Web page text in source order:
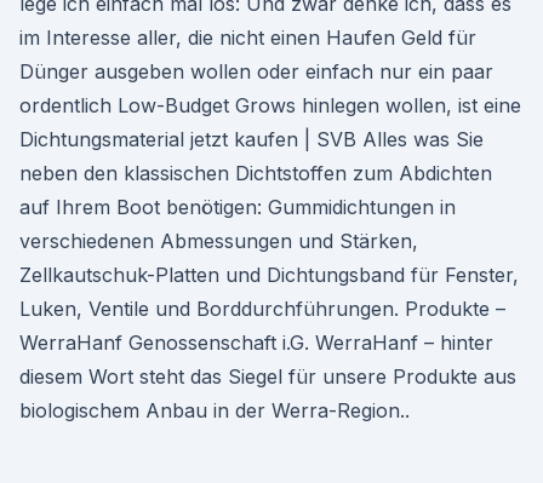
im Interesse aller, die nicht einen Haufen Geld für
Dünger ausgeben wollen oder einfach nur ein paar
ordentlich Low-Budget Grows hinlegen wollen, ist eine
Dichtungsmaterial jetzt kaufen | SVB Alles was Sie
neben den klassischen Dichtstoffen zum Abdichten
auf Ihrem Boot benötigen: Gummidichtungen in
verschiedenen Abmessungen und Stärken,
Zellkautschuk-Platten und Dichtungsband für Fenster,
Luken, Ventile und Borddurchführungen. Produkte –
WerraHanf Genossenschaft i.G. WerraHanf – hinter
diesem Wort steht das Siegel für unsere Produkte aus
biologischem Anbau in der Werra-Region..